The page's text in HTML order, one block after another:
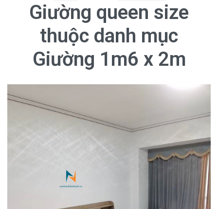
Giường queen size
thuộc danh mục
Giường 1m6 x 2m